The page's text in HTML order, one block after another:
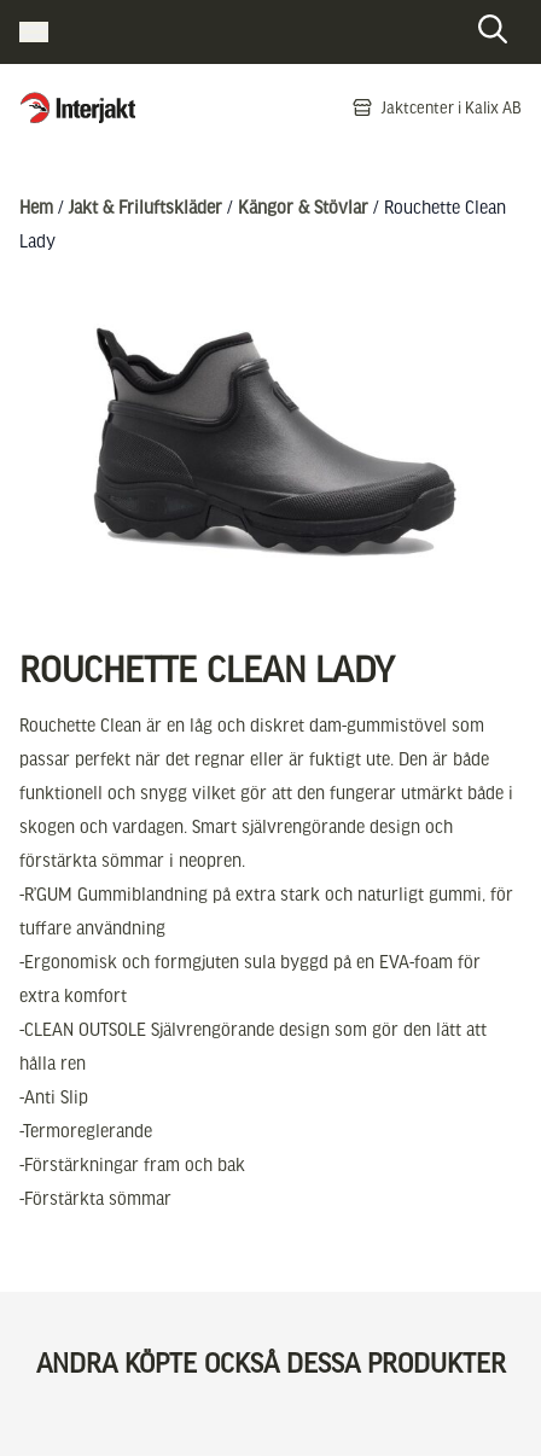
Interjakt SE Jaktcenter i Kalix AB
Hem / Jakt & Friluftskläder / Kängor & Stövlar / Rouchette Clean
Lady
ROUCHETTE CLEAN LADY
Rouchette Clean är en låg och diskret dam-gummistövel som
passar perfekt när det regnar eller är fuktigt ute. Den är både
funktionell och snygg vilket gör att den fungerar utmärkt både i
skogen och vardagen. Smart självrengörande design och
förstärkta sömmar i neopren.
-R’GUM Gummiblandning på extra stark och naturligt gummi, för
tuffare användning
-Ergonomisk och formgjuten sula byggd på en EVA-foam för
extra komfort
-CLEAN OUTSOLE Självrengörande design som gör den lätt att
hålla ren
-Anti Slip
-Termoreglerande
-Förstärkningar fram och bak
-Förstärkta sömmar
ANDRA KÖPTE OCKSÅ DESSA PRODUKTER